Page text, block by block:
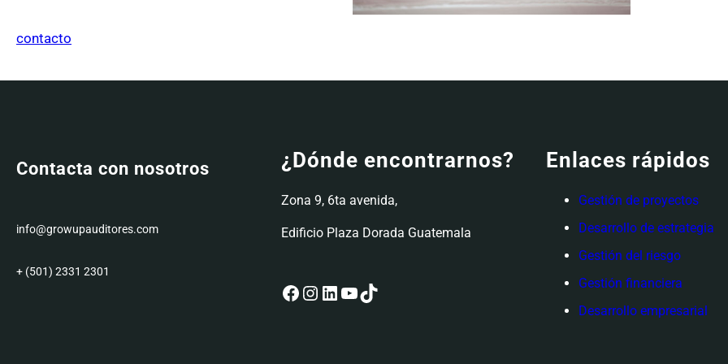
contacto
Contacta con nosotros
info@growupauditores.com
+ (501) 2331 2301
¿Dónde encontrarnos?
Zona 9, 6ta avenida,
Edificio Plaza Dorada Guatemala
Facebook Instagram LinkedIn YouTube TikTok
Enlaces rápidos
Gestión de proyectos
Desarrollo de estrategia
Gestión del riesgo
Gestión financiera
Desarrollo empresarial